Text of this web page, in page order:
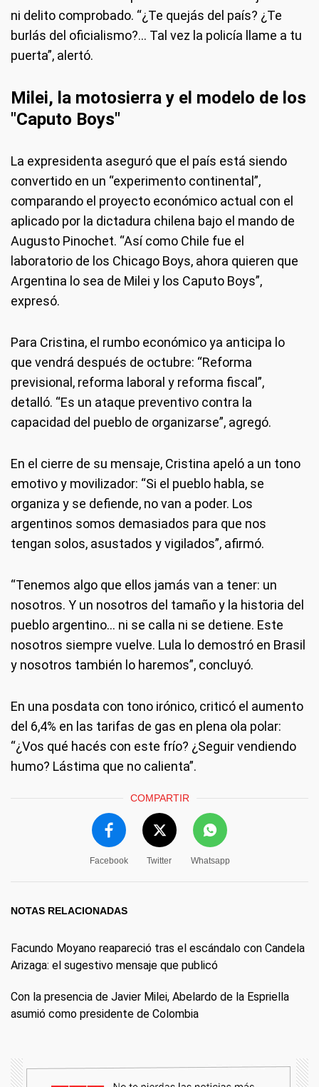
ni delito comprobado. “¿Te quejás del país? ¿Te
burlás del oficialismo?... Tal vez la policía llame a tu
puerta”, alertó.
Milei, la motosierra y el modelo de los
"Caputo Boys"
La expresidenta aseguró que el país está siendo
convertido en un “experimento continental”,
comparando el proyecto económico actual con el
aplicado por la dictadura chilena bajo el mando de
Augusto Pinochet. “Así como Chile fue el
laboratorio de los Chicago Boys, ahora quieren que
Argentina lo sea de Milei y los Caputo Boys”,
expresó.
Para Cristina, el rumbo económico ya anticipa lo
que vendrá después de octubre: “Reforma
previsional, reforma laboral y reforma fiscal”,
detalló. “Es un ataque preventivo contra la
capacidad del pueblo de organizarse”, agregó.
En el cierre de su mensaje, Cristina apeló a un tono
emotivo y movilizador: “Si el pueblo habla, se
organiza y se defiende, no van a poder. Los
argentinos somos demasiados para que nos
tengan solos, asustados y vigilados”, afirmó.
“Tenemos algo que ellos jamás van a tener: un
nosotros. Y un nosotros del tamaño y la historia del
pueblo argentino… ni se calla ni se detiene. Este
nosotros siempre vuelve. Lula lo demostró en Brasil
y nosotros también lo haremos”, concluyó.
En una posdata con tono irónico, criticó el aumento
del 6,4% en las tarifas de gas en plena ola polar:
“¿Vos qué hacés con este frío? ¿Seguir vendiendo
humo? Lástima que no calienta”.
COMPARTIR
Facebook Twitter Whatsapp
NOTAS RELACIONADAS
Facundo Moyano reapareció tras el escándalo con Candela
Arizaga: el sugestivo mensaje que publicó
Con la presencia de Javier Milei, Abelardo de la Espriella
asumió como presidente de Colombia